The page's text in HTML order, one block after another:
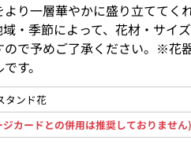
り一層華やかに盛り立ててく
・季節によって、花材・サイ
ので予めご了承ください。※花
す。
タンド花
カードとの併用は推奨しておりません)